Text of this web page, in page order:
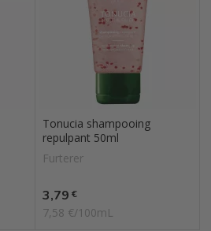
Tonucia shampooing
repulpant 50ml
Furterer
Prix
3,79 €
7,58 €/100mL